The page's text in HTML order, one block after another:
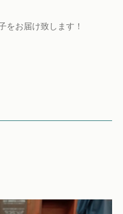
をお届け致します！